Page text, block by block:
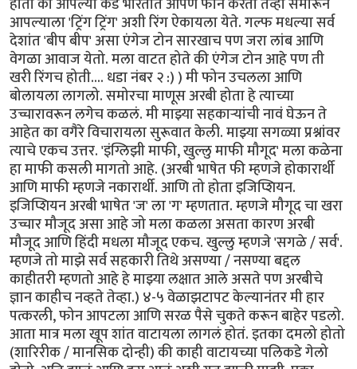
आपल्याला 'ट्रिंग ट्रिंग' अशी रिंग ऐकायला येते. गल्फ मधल्या सर्व
देशांत 'बीप बीप' असा एंगेज टोन सारखाच पण जरा लांब आणि
वेगळा आवाज येतो. मला वाटत होते की एंगेज टोन आहे पण ती
खरी रिंगच होती.... धडा नंबर २ :) ) मी फोन उचलला आणि
बोलायला लागलो. समोरचा माणूस अरबी होता हे त्याच्या
उच्चारावरून लगेच कळलं. मी माझ्या सहकार्‍यांची नावं घेऊन ते
आहेत का वगैरे विचारायला सुरूवात केली. माझ्या सगळ्या प्रश्नांवर
त्याचे एकच उत्तर. 'इंग्लिझी माफी, खुल्लु माफी मौगूद' मला कळेना
हा माफी कसली मागतो आहे. (अरबी भाषेत फी म्हणजे होकारार्थी
आणि माफी म्हणजे नकारार्थी. आणि तो होता इजिप्शियन.
इजिप्शियन अरबी भाषेत 'ज' ला 'ग' म्हणतात. म्हणजे मौगूद चा खरा
उच्चार मौजूद असा आहे जो मला कळला असता कारण अरबी
मौजूद आणि हिंदी मधला मौजूद एकच. खुल्लु म्हणजे 'सगळे / सर्व'.
म्हणजे तो माझे सर्व सहकारी तिथे असण्या / नसण्या बद्दल
काहीतरी म्हणतो आहे हे माझ्या लक्षात आले असते पण अरबीचे
ज्ञान काहीच नव्हते तेव्हा.) ४-५ वेळाझटापट केल्यानंतर मी हार
पत्करली, फोन आपटला आणि सरळ पैसे चुकते करून बाहेर पडलो.
आता मात्र मला खूप शांत वाटायला लागलं होतं. इतका दमलो होतो
(शारिरीक / मानसिक दोन्ही) की काही वाटायच्या पलिकडे गेलो